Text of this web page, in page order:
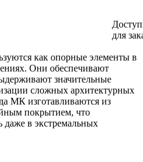
для
как опорные элементы в
Они обеспечивают
значительные
сложных архитектурных
МК изготавливаются из
покрытием, что
даже в экстремальных